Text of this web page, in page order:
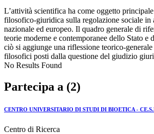
L’attività scientifica ha come oggetto
filosofico-giuridica sulla regolazione sociale in
nazionale ed europeo. Il quadro generale di
teorie moderne e contemporanee dello Stato e
ciò si aggiunge una riflessione teorico-
filosofici posti dalla questione del giudizio
No Results Found
Partecipa a (2)
CENTRO UNIVERSITARIO DI STUDI DI BIOETICA -
Centro di Ricerca